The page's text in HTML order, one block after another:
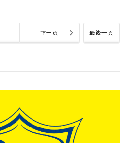
最後一頁
下一頁